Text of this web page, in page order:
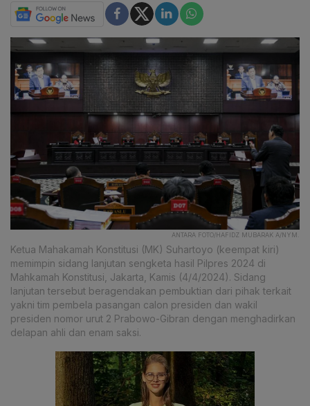
ANTARA FOTO/HAFIDZ MUBARAK A/NYM.
Ketua Mahakamah Konstitusi (MK) Suhartoyo (keempat kiri)
memimpin sidang lanjutan sengketa hasil Pilpres 2024 di
Mahkamah Konstitusi, Jakarta, Kamis (4/4/2024). Sidang
lanjutan tersebut beragendakan pembuktian dari pihak terkait
yakni tim pembela pasangan calon presiden dan wakil
presiden nomor urut 2 Prabowo-Gibran dengan menghadirkan
delapan ahli dan enam saksi.